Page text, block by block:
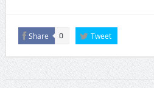
Share 0 Tweet